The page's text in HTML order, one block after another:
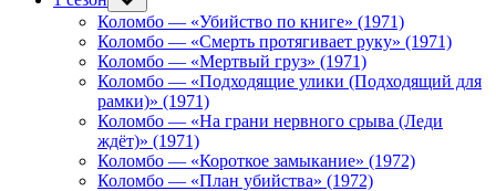
sub
menu
Коломбо — «Убийство по книге» (1971)
Коломбо — «Смерть протягивает руку» (1971)
Коломбо — «Мертвый груз» (1971)
Коломбо — «Подходящие улики (Подходящий для
рамки)» (1971)
Коломбо — «На грани нервного срыва (Леди
ждёт)» (1971)
Коломбо — «Короткое замыкание» (1972)
Коломбо — «План убийства» (1972)